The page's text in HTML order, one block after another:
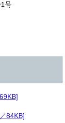
号
84KB]